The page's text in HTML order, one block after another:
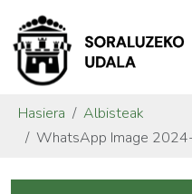
Hasiera
Albisteak
WhatsApp Image